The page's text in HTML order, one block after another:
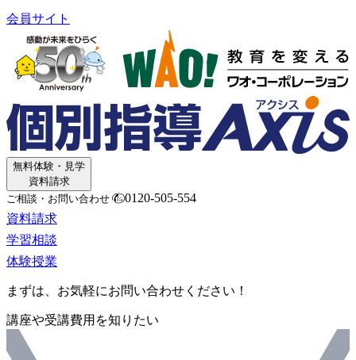
会員サイト
無料体験・見学
資料請求
ご相談・お問い合わせ
0120-505-554
資料請求
学習相談
体験授業
まずは、お気軽にお問い合わせください！
講座や受講費用を知りたい